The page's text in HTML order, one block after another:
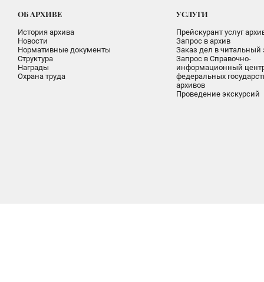
ОБ АРХИВЕ
История архива
Новости
Нормативные документы
Структура
Награды
Охрана труда
УСЛУГИ
Прейскурант услуг
Запрос в архив
Заказ дел в читальный
Запрос в Справочно-
информационный
федеральных
архивов
Проведение экскурсий